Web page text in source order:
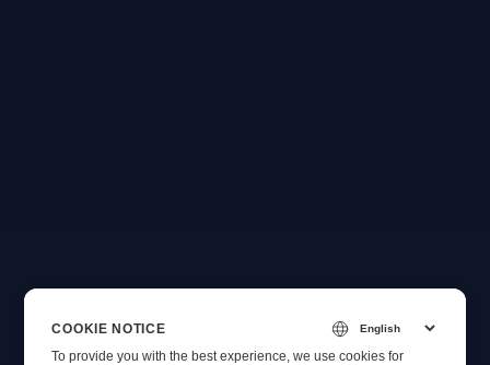
COOKIE NOTICE
To provide you with the best experience, we use cookies for